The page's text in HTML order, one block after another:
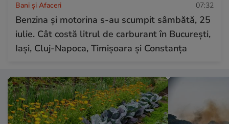
Bani și Afaceri 07:32
Benzina și motorina s-au scumpit sâmbătă, 25
iulie. Cât costă litrul de carburant în București,
Iași, Cluj-Napoca, Timișoara și Constanța